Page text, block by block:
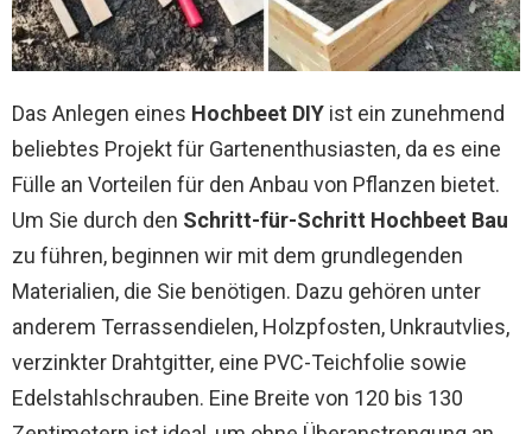
Das Anlegen eines Hochbeet DIY ist ein zunehmend
beliebtes Projekt für Gartenenthusiasten, da es eine
Fülle an Vorteilen für den Anbau von Pflanzen bietet.
Um Sie durch den Schritt-für-Schritt Hochbeet Bau
zu führen, beginnen wir mit dem grundlegenden
Materialien, die Sie benötigen. Dazu gehören unter
anderem Terrassendielen, Holzpfosten, Unkrautvlies,
verzinkter Drahtgitter, eine PVC-Teichfolie sowie
Edelstahlschrauben. Eine Breite von 120 bis 130